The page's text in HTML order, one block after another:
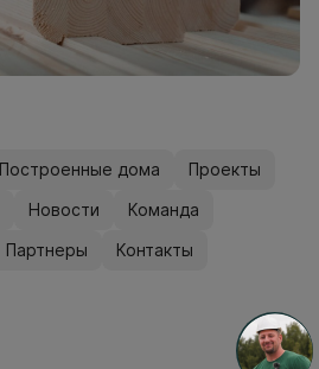
Построенные дома
Проекты
Новости
Команда
Партнеры Контакты